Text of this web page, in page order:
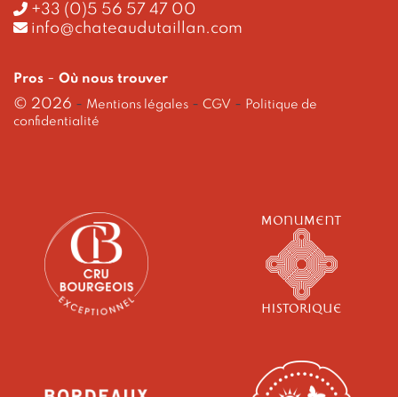
+33 (0)5 56 57 47 00
info@chateaudutaillan.com
Pros - Où nous trouver
© 2026 - Mentions légales - CGV - Politique de
confidentialité